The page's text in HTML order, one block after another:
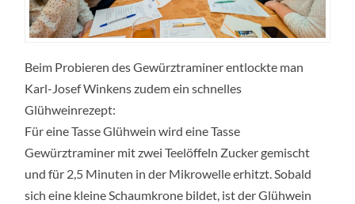
Beim Probieren des Gewürztraminer entlockte man
Karl-Josef Winkens zudem ein schnelles
Glühweinrezept:
Für eine Tasse Glühwein wird eine Tasse
Gewürztraminer mit zwei Teelöffeln Zucker gemischt
und für 2,5 Minuten in der Mikrowelle erhitzt. Sobald
sich eine kleine Schaumkrone bildet, ist der Glühwein